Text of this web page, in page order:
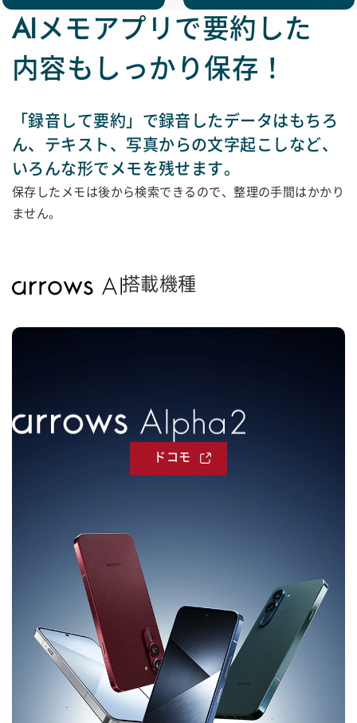
AIメモアプリで要約した
内容もしっかり保存！
「録音して要約」で録音したデータはもちろ
ん、 テキスト、写真からの文字起こしなど、
いろんな形でメモを残せます。
保存したメモは後から検索できるので、整理の手間はかかり
ません。
搭載機種
ドコモ